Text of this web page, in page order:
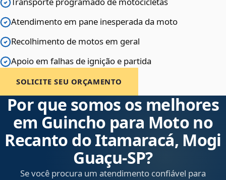
Atendimento em pane inesperada da moto
Recolhimento de motos em geral
Apoio em falhas de ignição e partida
SOLICITE SEU ORÇAMENTO
Por que somos os melhores
em Guincho para Moto no
Recanto do Itamaracá, Mogi
Guaçu‑SP?
Se você procura um atendimento confiável para